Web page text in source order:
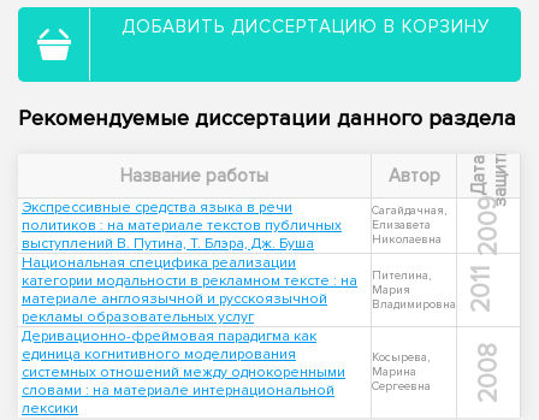
ДОБАВИТЬ ДИССЕРТАЦИЮ В КОРЗИНУ
Рекомендуемые диссертации данного раздела
Название работы Автор Д
а
т
а
з
а
щ
и
т ы
Экспрессивные средства языка в речи
политиков : на материале текстов публичных
выступлений В. Путина, Т. Блэра, Дж. Буша
Сагайдачная,
Елизавета
Николаевна
2009
Национальная специфика реализации
категории модальности в рекламном тексте : на
материале англоязычной и русскоязычной
рекламы образовательных услуг
Пителина,
Мария
Владимировна
2011
Деривационно-фреймовая парадигма как
единица когнитивного моделирования
системных отношений между однокоренными
словами : на материале интернациональной
лексики
Косырева,
Марина
Сергеевна
2008